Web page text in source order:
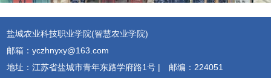
盐城农业科技职业学院(智慧农业学院)
邮箱：yczhnyxy@163.com
地址：江苏省盐城市青年东路学府路1号 |
邮编：224051